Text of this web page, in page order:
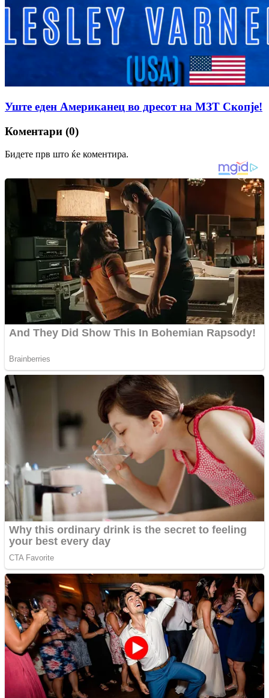
Уште еден Американец во дресот на МЗТ Скопје!
Коментари (0)
Бидете прв што ќе коментира.